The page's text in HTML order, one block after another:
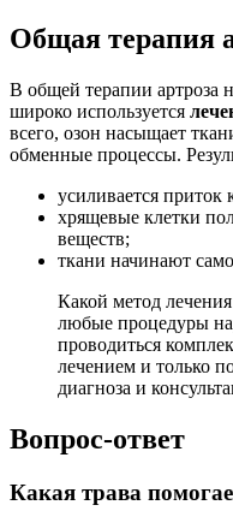
Общая терапия
В общей терапии артроза
широко используется
всего, озон насыщает
обменные процессы.
усиливается приток
хрящевые клетки
веществ;
ткани начинают
Какой метод
любые процедуры
проводиться
лечением и только
диагноза и
Вопрос-ответ
Какая трава